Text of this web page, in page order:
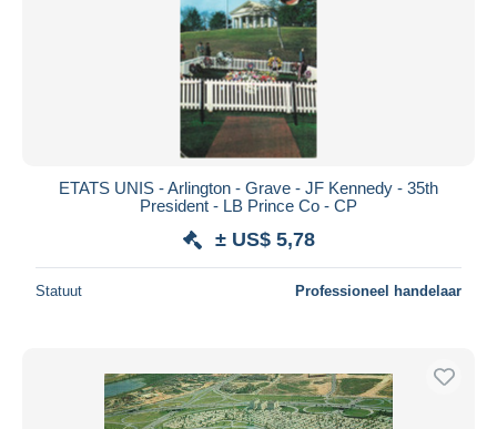
ETATS UNIS - Arlington - Grave - JF Kennedy - 35th
President - LB Prince Co - CP
± US$ 5,78
Statuut Professioneel handelaar